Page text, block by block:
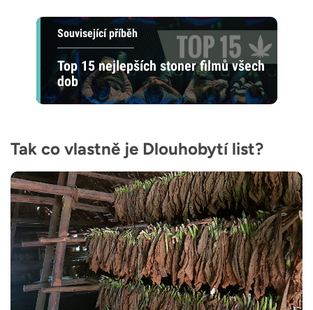
Související příběh
Top 15 nejlepších stoner filmů všech
dob
Tak co vlastně je Dlouhobytí list?